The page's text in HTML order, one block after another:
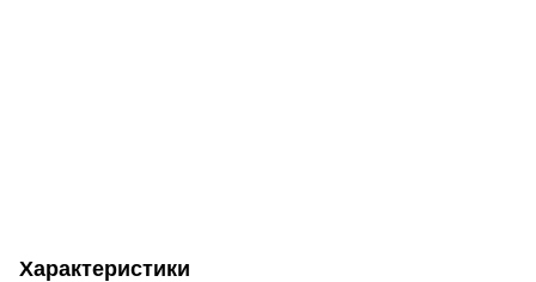
Характеристики